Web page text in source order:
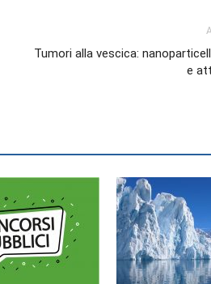
Tumori alla vescica:
e